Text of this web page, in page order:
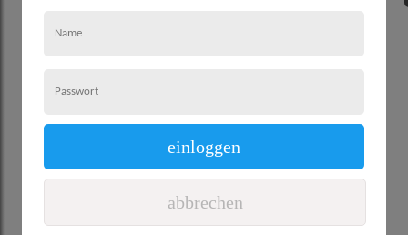
einloggen
abbrechen